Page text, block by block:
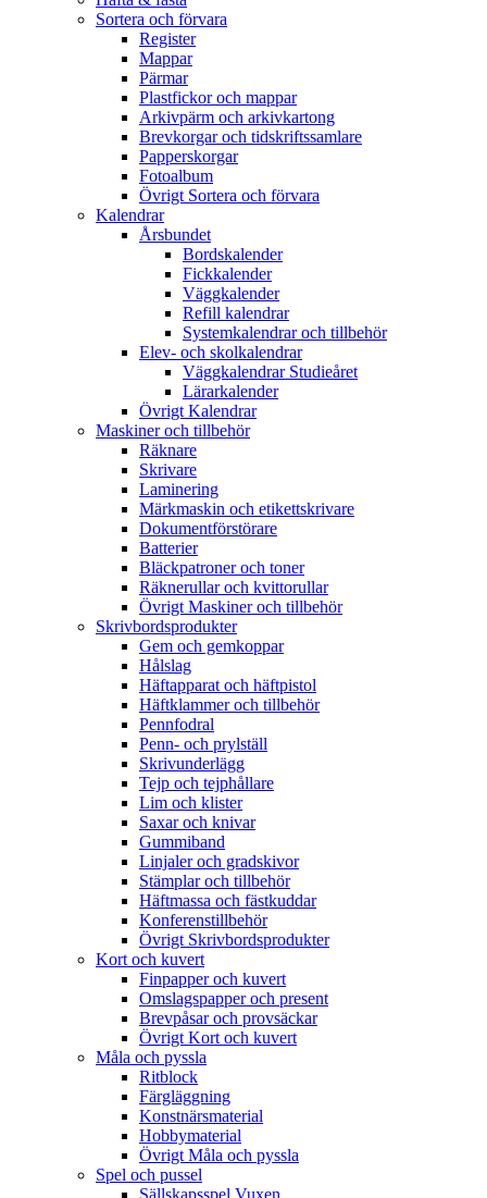
Sortera och förvara
Register
Mappar
Pärmar
Plastfickor och mappar
Arkivpärm och arkivkartong
Brevkorgar och tidskriftssamlare
Papperskorgar
Fotoalbum
Övrigt Sortera och förvara
Kalendrar
Årsbundet
Bordskalender
Fickkalender
Väggkalender
Refill kalendrar
Systemkalendrar och tillbehör
Elev- och skolkalendrar
Väggkalendrar Studieåret
Lärarkalender
Övrigt Kalendrar
Maskiner och tillbehör
Räknare
Skrivare
Laminering
Märkmaskin och etikettskrivare
Dokumentförstörare
Batterier
Bläckpatroner och toner
Räknerullar och kvittorullar
Övrigt Maskiner och tillbehör
Skrivbordsprodukter
Gem och gemkoppar
Hålslag
Häftapparat och häftpistol
Häftklammer och tillbehör
Pennfodral
Penn- och prylställ
Skrivunderlägg
Tejp och tejphållare
Lim och klister
Saxar och knivar
Gummiband
Linjaler och gradskivor
Stämplar och tillbehör
Häftmassa och fästkuddar
Konferenstillbehör
Övrigt Skrivbordsprodukter
Kort och kuvert
Finpapper och kuvert
Omslagspapper och present
Brevpåsar och provsäckar
Övrigt Kort och kuvert
Måla och pyssla
Ritblock
Färgläggning
Konstnärsmaterial
Hobbymaterial
Övrigt Måla och pyssla
Spel och pussel
Sällskapsspel Vuxen